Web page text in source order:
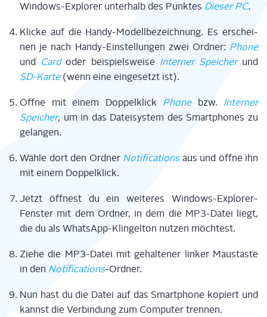
Win­dows-Explo­rer unter­halb des Punk­tes Die­ser PC.
Kli­cke auf die Han­dy-Modell­be­zeich­nung. Es erschei­
nen je nach Han­dy-Ein­stel­lun­gen zwei Ord­ner: Pho­ne
und Cardoder bei­spiels­wei­se Inter­ner Spei­cherund
SD-Kar­te(wenn eine ein­ge­setzt ist).
Öff­ne mit einem Dop­pel­klick Pho­nebzw. Inter­ner
Spei­cher, um in das Datei­sys­tem des Smart­phones zu
gelangen.
Wäh­le dort den Ord­ner Noti­fi­ca­ti­onsaus und öff­ne ihn
mit einem Doppelklick.
Jetzt öff­nest du ein wei­te­res Win­dows-Explo­rer-
Fens­ter mit dem Ord­ner, in dem die MP3-Datei liegt,
die du als Whats­App-Klin­gel­ton nut­zen möchtest.
Zie­he die MP3-Datei mit gehal­te­ner lin­ker Maus­tas­te
in den Noti­fi­ca­ti­ons-Ord­ner.
Nun hast du die Datei auf das Smart­phone kopiert und
kannst die Ver­bin­dung zum Com­pu­ter trennen.